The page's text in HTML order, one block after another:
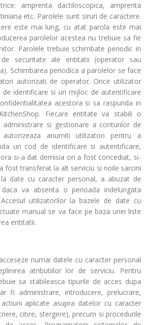
amprenta dactiloscopica, amprenta
etc. Parolele sunt siruri de caractere.
este mai lung, cu atat parola este mai
parolelor acestea nu trebuie sa fie
Parolele trebuie schimbate periodic in
securitate ale entitatii (operator sau
Schimbarea periodica a parolelor se face
autorizati de operator. Orice utilizator
identificare si un mijloc de autentificare
acestora si sa raspunda in
Fiecare entitate va stabili o
administrare si gestionare a conturilor de
autorizeaza anumiti utilizatori pentru a
un cod de identificare si autentificare,
si-a dat demisia ori a fost concediat, si-
fost transferat la alt serviciu si noile sarcini
date cu caracter personal, a abuzat de
va absenta o perioada indelungata
utilizatorilor la bazele de date cu
manual se va face pe baza unei liste
entitatii.
numai datele cu caracter personal
atributiilor lor de serviciu. Pentru
sa stabileasca tipurile de acces dupa
fi: administrare, introducere, prelucrare,
aplicate asupra datelor cu caracter
citire, stergere), precum si procedurile